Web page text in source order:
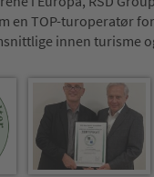
en TOP-turoperatør
innen turisme